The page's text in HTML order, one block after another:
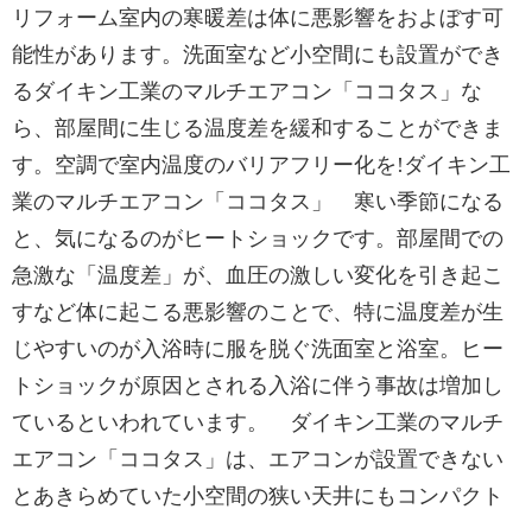
リフォーム室内の寒暖差は体に悪影響をおよぼす可
能性があります。洗面室など小空間にも設置ができ
るダイキン工業のマルチエアコン「ココタス」な
ら、部屋間に生じる温度差を緩和することができま
す。空調で室内温度のバリアフリー化を!ダイキン工
業のマルチエアコン「ココタス」 寒い季節になる
と、気になるのがヒートショックです。部屋間での
急激な「温度差」が、血圧の激しい変化を引き起こ
すなど体に起こる悪影響のことで、特に温度差が生
じやすいのが入浴時に服を脱ぐ洗面室と浴室。ヒー
トショックが原因とされる入浴に伴う事故は増加し
ているといわれています。 ダイキン工業のマルチ
エアコン「ココタス」は、エアコンが設置できない
とあきらめていた小空間の狭い天井にもコンパクト